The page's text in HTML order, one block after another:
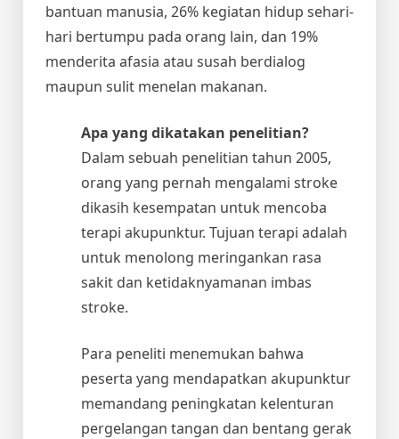
bantuan manusia, 26% kegiatan hidup sehari-
hari bertumpu pada orang lain, dan 19%
menderita afasia atau susah berdialog
maupun sulit menelan makanan.
Apa yang dikatakan penelitian?
Dalam sebuah penelitian tahun 2005,
orang yang pernah mengalami stroke
dikasih kesempatan untuk mencoba
terapi akupunktur. Tujuan terapi adalah
untuk menolong meringankan rasa
sakit dan ketidaknyamanan imbas
stroke.
Para peneliti menemukan bahwa
peserta yang mendapatkan akupunktur
memandang peningkatan kelenturan
pergelangan tangan dan bentang gerak